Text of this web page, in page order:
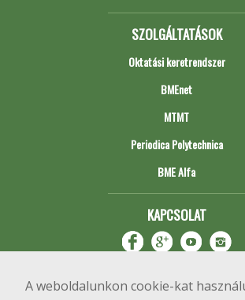
A weboldalunkon cookie-kat
SZOLGÁLTATÁSOK
Oktatási keretrendszer
BMEnet
MTMT
Periodica Polytechnica
BME Alfa
KAPCSOLAT